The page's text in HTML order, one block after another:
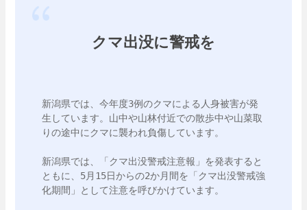
クマ出没に警戒を
新潟県では、今年度3例のクマによる人身被害が発
生しています。山中や山林付近での散歩中や山菜取
りの途中にクマに襲われ負傷しています。
新潟県では、「クマ出没警戒注意報」を発表すると
ともに、5月15日からの2か月間を「クマ出没警戒強
化期間」として注意を呼びかけています。